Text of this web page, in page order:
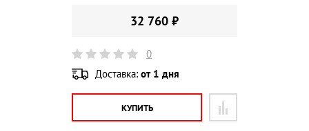
32 760 ₽
0
Доставка: от 1 дня
КУПИТЬ